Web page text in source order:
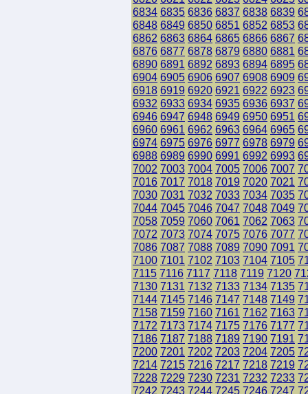
6834 6835 6836 6837 6838 6839
6848 6849 6850 6851 6852 6853
6862 6863 6864 6865 6866 6867
6876 6877 6878 6879 6880 6881
6890 6891 6892 6893 6894 6895
6904 6905 6906 6907 6908 6909
6918 6919 6920 6921 6922 6923
6932 6933 6934 6935 6936 6937
6946 6947 6948 6949 6950 6951
6960 6961 6962 6963 6964 6965
6974 6975 6976 6977 6978 6979
6988 6989 6990 6991 6992 6993
7002 7003 7004 7005 7006 7007
7016 7017 7018 7019 7020 7021
7030 7031 7032 7033 7034 7035
7044 7045 7046 7047 7048 7049
7058 7059 7060 7061 7062 7063
7072 7073 7074 7075 7076 7077
7086 7087 7088 7089 7090 7091
7100 7101 7102 7103 7104 7105
7115 7116 7117 7118 7119 7120
7130 7131 7132 7133 7134 7135
7144 7145 7146 7147 7148 7149
7158 7159 7160 7161 7162 7163
7172 7173 7174 7175 7176 7177
7186 7187 7188 7189 7190 7191
7200 7201 7202 7203 7204 7205
7214 7215 7216 7217 7218 7219
7228 7229 7230 7231 7232 7233
7242 7243 7244 7245 7246 7247